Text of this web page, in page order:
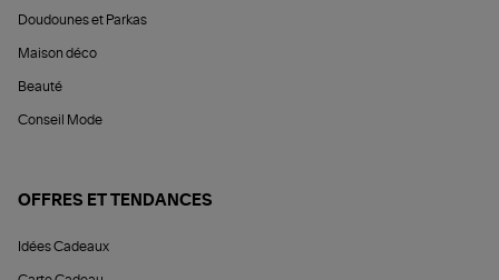
Doudounes et Parkas
Maison déco
Beauté
Conseil Mode
OFFRES ET TENDANCES
Idées Cadeaux